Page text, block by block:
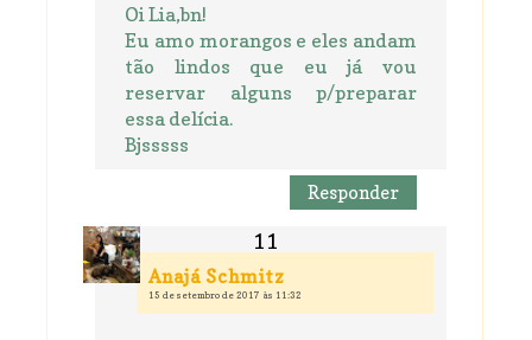
Oi Lia,bn!
Eu amo morangos e eles andam
tão lindos que eu já vou
reservar alguns p/preparar
essa delícia.
Bjsssss
Responder
Anajá Schmitz
15 de setembro de 2017 às 11:32